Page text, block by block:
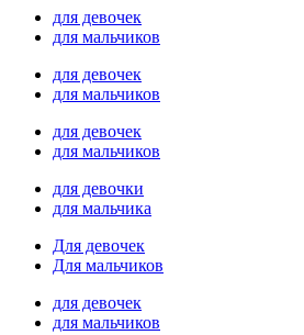
для девочек
для мальчиков
для девочек
для мальчиков
для девочек
для мальчиков
для девочки
для мальчика
Для девочек
Для мальчиков
для девочек
для мальчиков